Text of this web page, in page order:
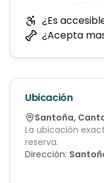
¿Es
¿Acepta
Ubicación
Santoña,
La ubicación
reserva.
Dirección: